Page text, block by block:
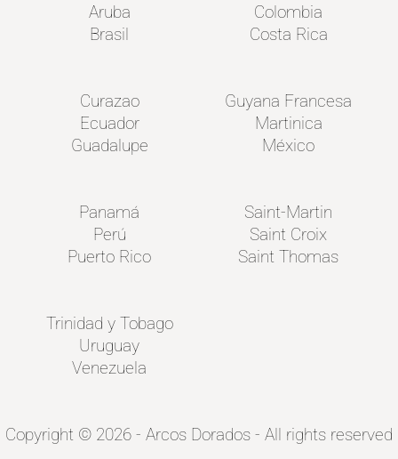
Aruba
Brasil
Colombia
Costa Rica
Curazao
Ecuador
Guadalupe
Guyana Francesa
Martinica
México
Panamá
Perú
Puerto Rico
Saint-Martin
Saint Croix
Saint Thomas
Trinidad y Tobago
Uruguay
Venezuela
Copyright © 2026 - Arcos Dorados - All rights reserved